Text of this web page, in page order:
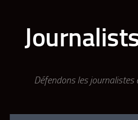
Défendons les journalistes